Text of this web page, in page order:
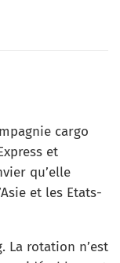
cargo
et
qu’elle
et les Etats-
La rotation n’est